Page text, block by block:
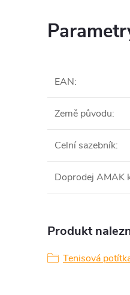
EAN:
Země původu:
Celní sazebník:
Doprodej AMAK
Produkt
Tenisová